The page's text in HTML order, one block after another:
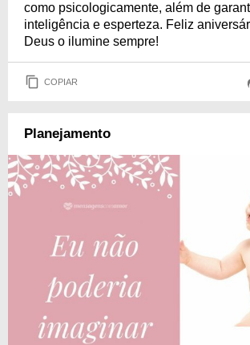
como psicologicamente, além de
inteligência e esperteza. Feliz
Deus o ilumine sempre!
COPIAR
Planejamento